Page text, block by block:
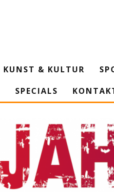
KUNST & KULTUR
SPECIALS